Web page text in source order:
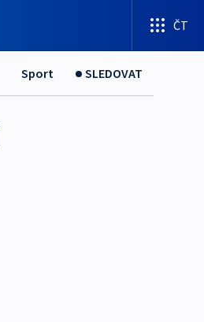
ČT
Sport SLEDOVAT